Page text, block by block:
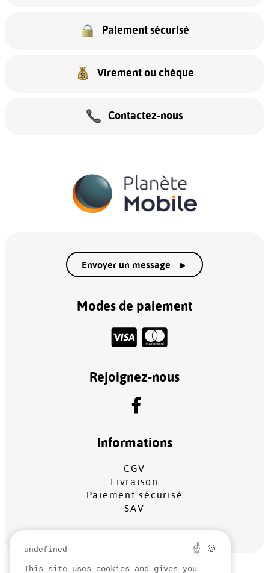
Paiement sécurisé
Virement ou chèque
Contactez-nous
Envoyer un message
Modes de paiement
Rejoignez-nous
Informations
CGV
Livraison
Paiement sécurisé
SAV
undefined ☝ 🍪
This site uses cookies and gives you